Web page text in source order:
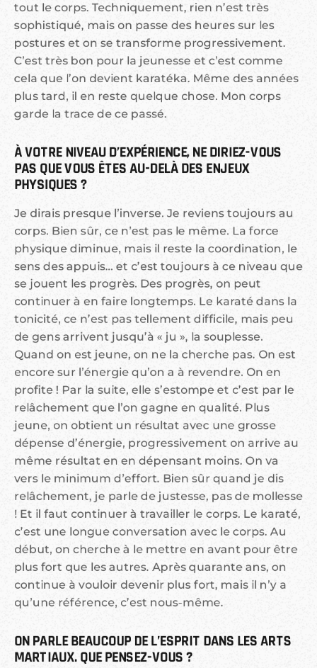
tout le corps. Techniquement, rien n’est très
sophistiqué, mais on passe des heures sur les
postures et on se transforme progressivement.
C’est très bon pour la jeunesse et c’est comme
cela que l’on devient karatéka. Même des années
plus tard, il en reste quelque chose. Mon corps
garde la trace de ce passé.
À VOTRE NIVEAU D’EXPÉRIENCE, NE DIRIEZ-VOUS
PAS QUE VOUS ÊTES AU-DELÀ DES ENJEUX
PHYSIQUES ?
Je dirais presque l’inverse. Je reviens toujours au
corps. Bien sûr, ce n’est pas le même. La force
physique diminue, mais il reste la coordination, le
sens des appuis… et c’est toujours à ce niveau que
se jouent les progrès. Des progrès, on peut
continuer à en faire longtemps. Le karaté dans la
tonicité, ce n’est pas tellement difficile, mais peu
de gens arrivent jusqu’à « ju », la souplesse.
Quand on est jeune, on ne la cherche pas. On est
encore sur l’énergie qu’on a à revendre. On en
profite ! Par la suite, elle s’estompe et c’est par le
relâchement que l’on gagne en qualité. Plus
jeune, on obtient un résultat avec une grosse
dépense d’énergie, progressivement on arrive au
même résultat en en dépensant moins. On va
vers le minimum d’effort. Bien sûr quand je dis
relâchement, je parle de justesse, pas de mollesse
! Et il faut continuer à travailler le corps. Le karaté,
c’est une longue conversation avec le corps. Au
début, on cherche à le mettre en avant pour être
plus fort que les autres. Après quarante ans, on
continue à vouloir devenir plus fort, mais il n’y a
qu’une référence, c’est nous-même.
ON PARLE BEAUCOUP DE L’ESPRIT DANS LES ARTS
MARTIAUX. QUE PENSEZ-VOUS ?